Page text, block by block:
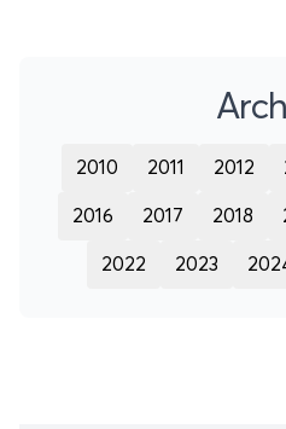
2010 2011 2012
2016 2017 2018
2022 2023